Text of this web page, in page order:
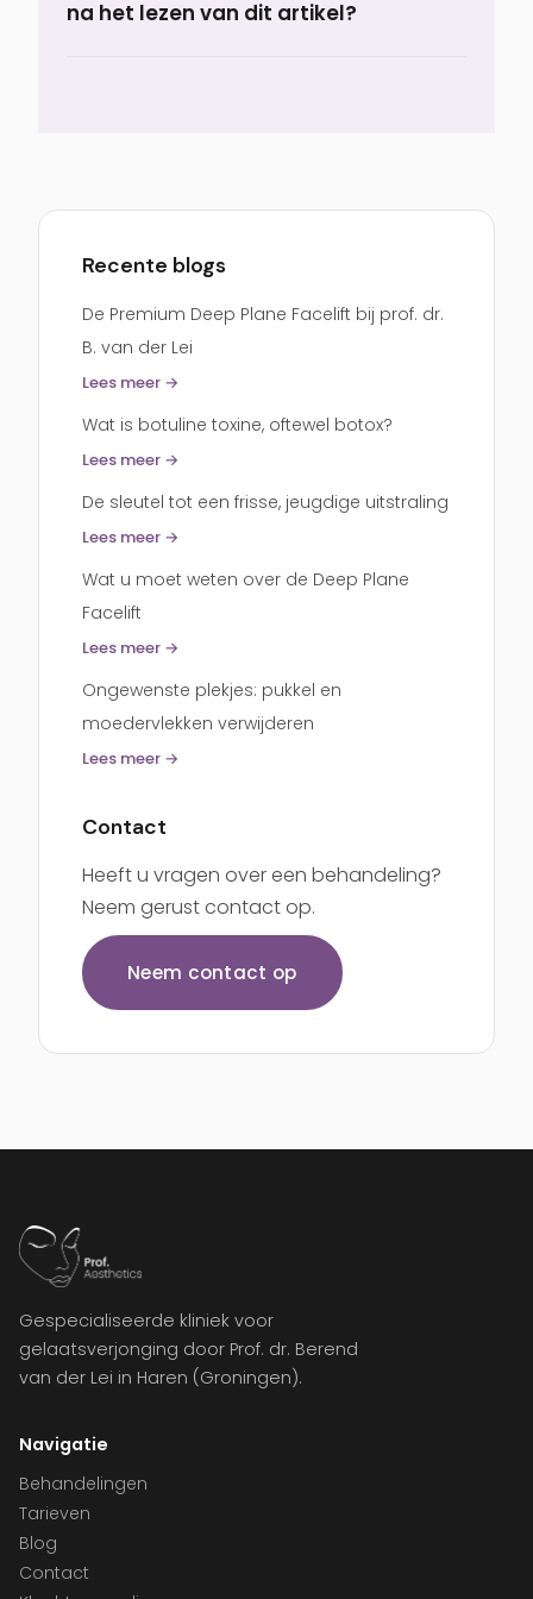
ogen zijn normaal in de eerste weken. Ook
na het lezen van dit artikel?
Recente blogs
De Premium Deep Plane Facelift bij prof. dr.
B. van der Lei
Lees meer →
Wat is botuline toxine, oftewel botox?
Lees meer →
De sleutel tot een frisse, jeugdige uitstraling
Lees meer →
Wat u moet weten over de Deep Plane
Facelift
Lees meer →
Ongewenste plekjes: pukkel en
moedervlekken verwijderen
Lees meer →
Contact
Heeft u vragen over een behandeling?
Neem gerust contact op.
Neem contact op
Gespecialiseerde kliniek voor
gelaatsverjonging door Prof. dr. Berend
van der Lei in Haren (Groningen).
Navigatie
Behandelingen
Tarieven
Blog
Contact